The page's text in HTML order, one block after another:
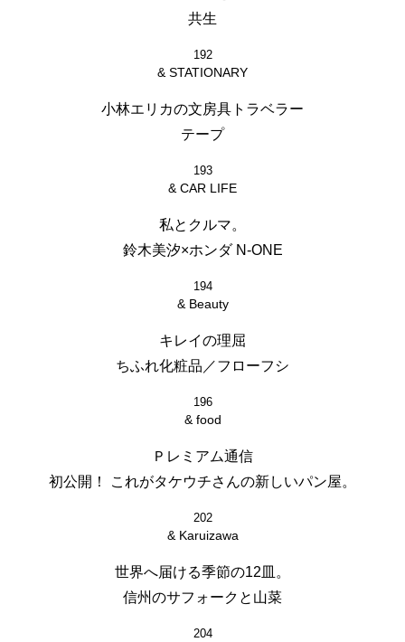
共生
192
& STATIONARY
小林エリカの文房具トラベラー
テープ
193
& CAR LIFE
私とクルマ。
鈴木美汐×ホンダ N-ONE
194
& Beauty
キレイの理屈
ちふれ化粧品／フローフシ
196
& food
Ｐレミアム通信
初公開！ これがタケウチさんの新しいパン屋。
202
& Karuizawa
世界へ届ける季節の12皿。
信州のサフォークと山菜
204